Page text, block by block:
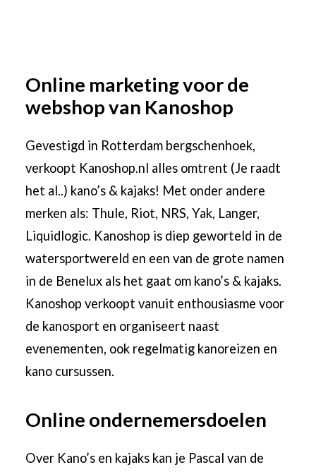
Online marketing voor de
webshop van Kanoshop
Gevestigd in Rotterdam bergschenhoek,
verkoopt Kanoshop.nl alles omtrent (Je raadt
het al..) kano’s & kajaks! Met onder andere
merken als: Thule, Riot, NRS, Yak, Langer,
Liquidlogic. Kanoshop is diep geworteld in de
watersportwereld en een van de grote namen
in de Benelux als het gaat om kano’s & kajaks.
Kanoshop verkoopt vanuit enthousiasme voor
de kanosport en organiseert naast
evenementen, ook regelmatig kanoreizen en
kano cursussen.
Online ondernemersdoelen
Over Kano’s en kajaks kan je Pascal van de